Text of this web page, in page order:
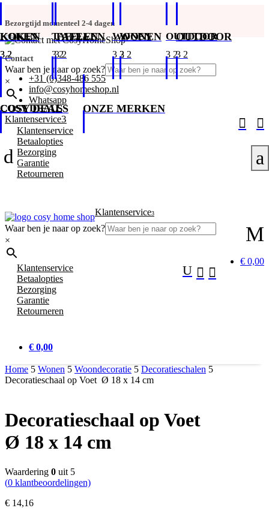
Bezorgtijd momenteel 2-4 dagen
Contact
+31 (0)348-486 555
info@cosyhomeshop.nl
Whatsapp
Waar ben je naar op zoek?
×


Klantenservice3
Klantenservice
Betaalopties
Bezorging
Garantie
Retourneren
KOKEN TAFELEN WONEN OUTDOOR
COSY DEALS
d
Waar ben je naar op zoek?
×
M
€ 0,00


U
Klantenservice3
Klantenservice
Betaalopties
Bezorging
Garantie
Retourneren
KOKEN TAFELEN WONEN OUTDOOR
COSY DEALS ONZE MERKEN
a
€ 0,00
Home 5 Wonen 5 Woondecoratie 5 Decoratieschalen 5
Decoratieschaal op Voet Ø 18 x 14 cm
Decoratieschaal op Voet
Ø 18 x 14 cm
Waardering 0 uit 5
(0 klantbeoordelingen)
€ 14,16